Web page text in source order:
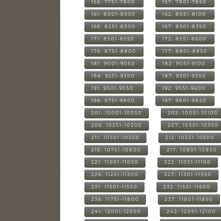
156: 7751-7800 157: 7801-7850
161: 8001-8050 162: 8051-8100
166: 8251-8300 167: 8301-8350
171: 8501-8550 172: 8551-8600
176: 8751-8800 177: 8801-8850
181: 9001-9050 182: 9051-9100
186: 9251-9300 187: 9301-9350
191: 9501-9550 192: 9551-9600
196: 9751-9800 197: 9801-9850
201: 10001-10050 202: 10051-10100
206: 10251-10300 207: 10301-10350
211: 10501-10550 212: 10551-10600
216: 10751-10800 217: 10801-10850
221: 11001-11050 222: 11051-11100
226: 11251-11300 227: 11301-11350
231: 11501-11550 232: 11551-11600
236: 11751-11800 237: 11801-11850
241: 12001-12050 242: 12051-12100